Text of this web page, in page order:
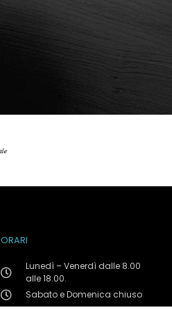
ORARI
Lunedì – Venerdì dalle 8.00
alle 18.00.
Sabato e Domenica chiuso